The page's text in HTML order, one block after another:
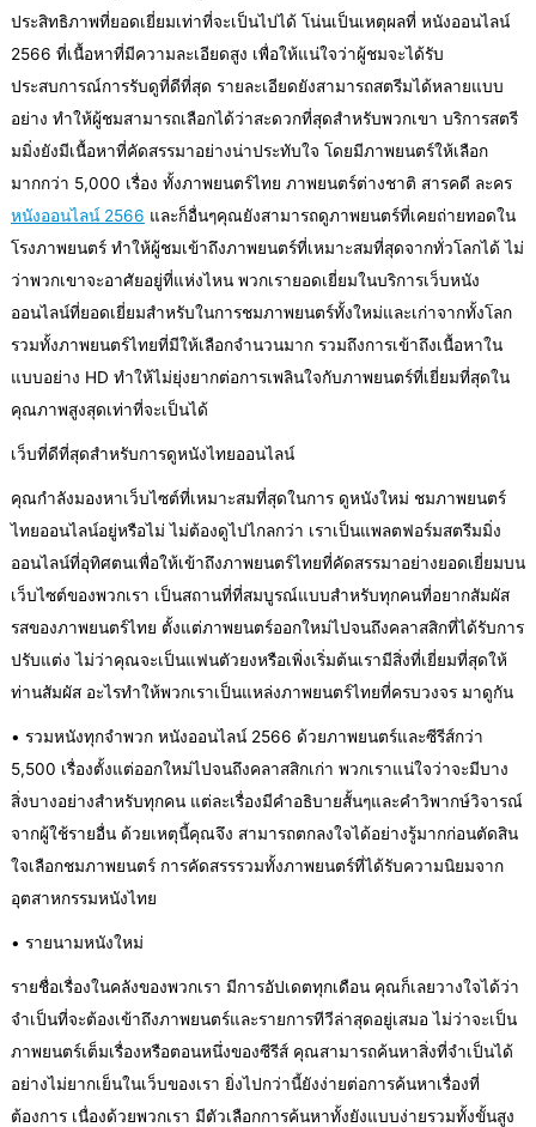
ประสิทธิภาพที่ยอดเยี่ยมเท่าที่จะเป็นไปได้ โน่นเป็นเหตุผลที่ หนังออนไลน์
2566 ที่เนื้อหาที่มีความละเอียดสูง เพื่อให้แน่ใจว่าผู้ชมจะได้รับ
ประสบการณ์การรับดูที่ดีที่สุด รายละเอียดยังสามารถสตรีมได้หลายแบบ
อย่าง ทำให้ผู้ชมสามารถเลือกได้ว่าสะดวกที่สุดสำหรับพวกเขา บริการสตรี
มมิ่งยังมีเนื้อหาที่คัดสรรมาอย่างน่าประทับใจ โดยมีภาพยนตร์ให้เลือก
มากกว่า 5,000 เรื่อง ทั้งภาพยนตร์ไทย ภาพยนตร์ต่างชาติ สารคดี ละคร
หนังออนไลน์ 2566 และก็อื่นๆคุณยังสามารถดูภาพยนตร์ที่เคยถ่ายทอดใน
โรงภาพยนตร์ ทำให้ผู้ชมเข้าถึงภาพยนตร์ที่เหมาะสมที่สุดจากทั่วโลกได้ ไม่
ว่าพวกเขาจะอาศัยอยู่ที่แห่งไหน พวกเรายอดเยี่ยมในบริการเว็บหนัง
ออนไลน์ที่ยอดเยี่ยมสำหรับในการชมภาพยนตร์ทั้งใหม่และเก่าจากทั้งโลก
รวมทั้งภาพยนตร์ไทยที่มีให้เลือกจำนวนมาก รวมถึงการเข้าถึงเนื้อหาใน
แบบอย่าง HD ทำให้ไม่ยุ่งยากต่อการเพลินใจกับภาพยนตร์ที่เยี่ยมที่สุดใน
คุณภาพสูงสุดเท่าที่จะเป็นได้
เว็บที่ดีที่สุดสำหรับการดูหนังไทยออนไลน์
คุณกำลังมองหาเว็บไซต์ที่เหมาะสมที่สุดในการ ดูหนังใหม่ ชมภาพยนตร์
ไทยออนไลน์อยู่หรือไม่ ไม่ต้องดูไปไกลกว่า เราเป็นแพลตฟอร์มสตรีมมิ่ง
ออนไลน์ที่อุทิศตนเพื่อให้เข้าถึงภาพยนตร์ไทยที่คัดสรรมาอย่างยอดเยี่ยมบน
เว็บไซต์ของพวกเรา เป็นสถานที่ที่สมบูรณ์แบบสำหรับทุกคนที่อยากสัมผัส
รสของภาพยนตร์ไทย ตั้งแต่ภาพยนตร์ออกใหม่ไปจนถึงคลาสสิกที่ได้รับการ
ปรับแต่ง ไม่ว่าคุณจะเป็นแฟนตัวยงหรือเพิ่งเริ่มต้นเรามีสิ่งที่เยี่ยมที่สุดให้
ท่านสัมผัส อะไรทำให้พวกเราเป็นแหล่งภาพยนตร์ไทยที่ครบวงจร มาดูกัน
• รวมหนังทุกจำพวก หนังออนไลน์ 2566 ด้วยภาพยนตร์และซีรีส์กว่า
5,500 เรื่องตั้งแต่ออกใหม่ไปจนถึงคลาสสิกเก่า พวกเราแน่ใจว่าจะมีบาง
สิ่งบางอย่างสำหรับทุกคน แต่ละเรื่องมีคำอธิบายสั้นๆและคำวิพากษ์วิจารณ์
จากผู้ใช้รายอื่น ด้วยเหตุนี้คุณจึง สามารถตกลงใจได้อย่างรู้มากก่อนตัดสิน
ใจเลือกชมภาพยนตร์ การคัดสรรรวมทั้งภาพยนตร์ที่ได้รับความนิยมจาก
อุตสาหกรรมหนังไทย
• รายนามหนังใหม่
รายชื่อเรื่องในคลังของพวกเรา มีการอัปเดตทุกเดือน คุณก็เลยวางใจได้ว่า
จำเป็นที่จะต้องเข้าถึงภาพยนตร์และรายการทีวีล่าสุดอยู่เสมอ ไม่ว่าจะเป็น
ภาพยนตร์เต็มเรื่องหรือตอนหนึ่งของซีรีส์ คุณสามารถค้นหาสิ่งที่จำเป็นได้
อย่างไม่ยากเย็นในเว็บของเรา ยิ่งไปกว่านี้ยังง่ายต่อการค้นหาเรื่องที่
ต้องการ เนื่องด้วยพวกเรา มีตัวเลือกการค้นหาทั้งยังแบบง่ายรวมทั้งขั้นสูง